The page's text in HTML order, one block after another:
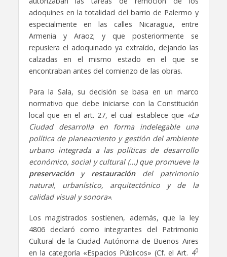
adoquines en la totalidad del barrio de Palermo y
especialmente en las calles Nicaragua, entre
Armenia y Araoz; y que posteriormente se
repusiera el adoquinado ya extraído, dejando las
calzadas en el mismo estado en el que se
encontraban antes del comienzo de las obras.
Para la Sala, su decisión se basa en un marco
normativo que debe iniciarse con la Constitución
local que en el art. 27, el cual establece que «La
Ciudad desarrolla en forma indelegable una
política de planeamiento y gestión del ambiente
urbano integrada a las políticas de desarrollo
económico, social y cultural (…) que promueve la
preservacióny restauracióndel patrimonio
natural, urbanístico, arquitectónico y de la
calidad visual y sonora».
Los magistrados sostienen, además, que la ley
4806 declaró como integrantes del Patrimonio
Cultural de la Ciudad Autónoma de Buenos Aires
en la categoría «Espacios Públicos» (Cf. el Art. 40